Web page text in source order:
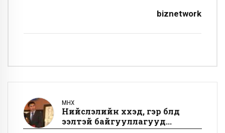
biznetwork
ӨМНӨХ
Нийслэлийн хүүхэд, гэр бүлд
ээлтэй байгууллагууд...